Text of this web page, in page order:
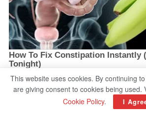
This website uses cookies. By continuing
are giving consent to cookies being used.
Cookie Policy. I